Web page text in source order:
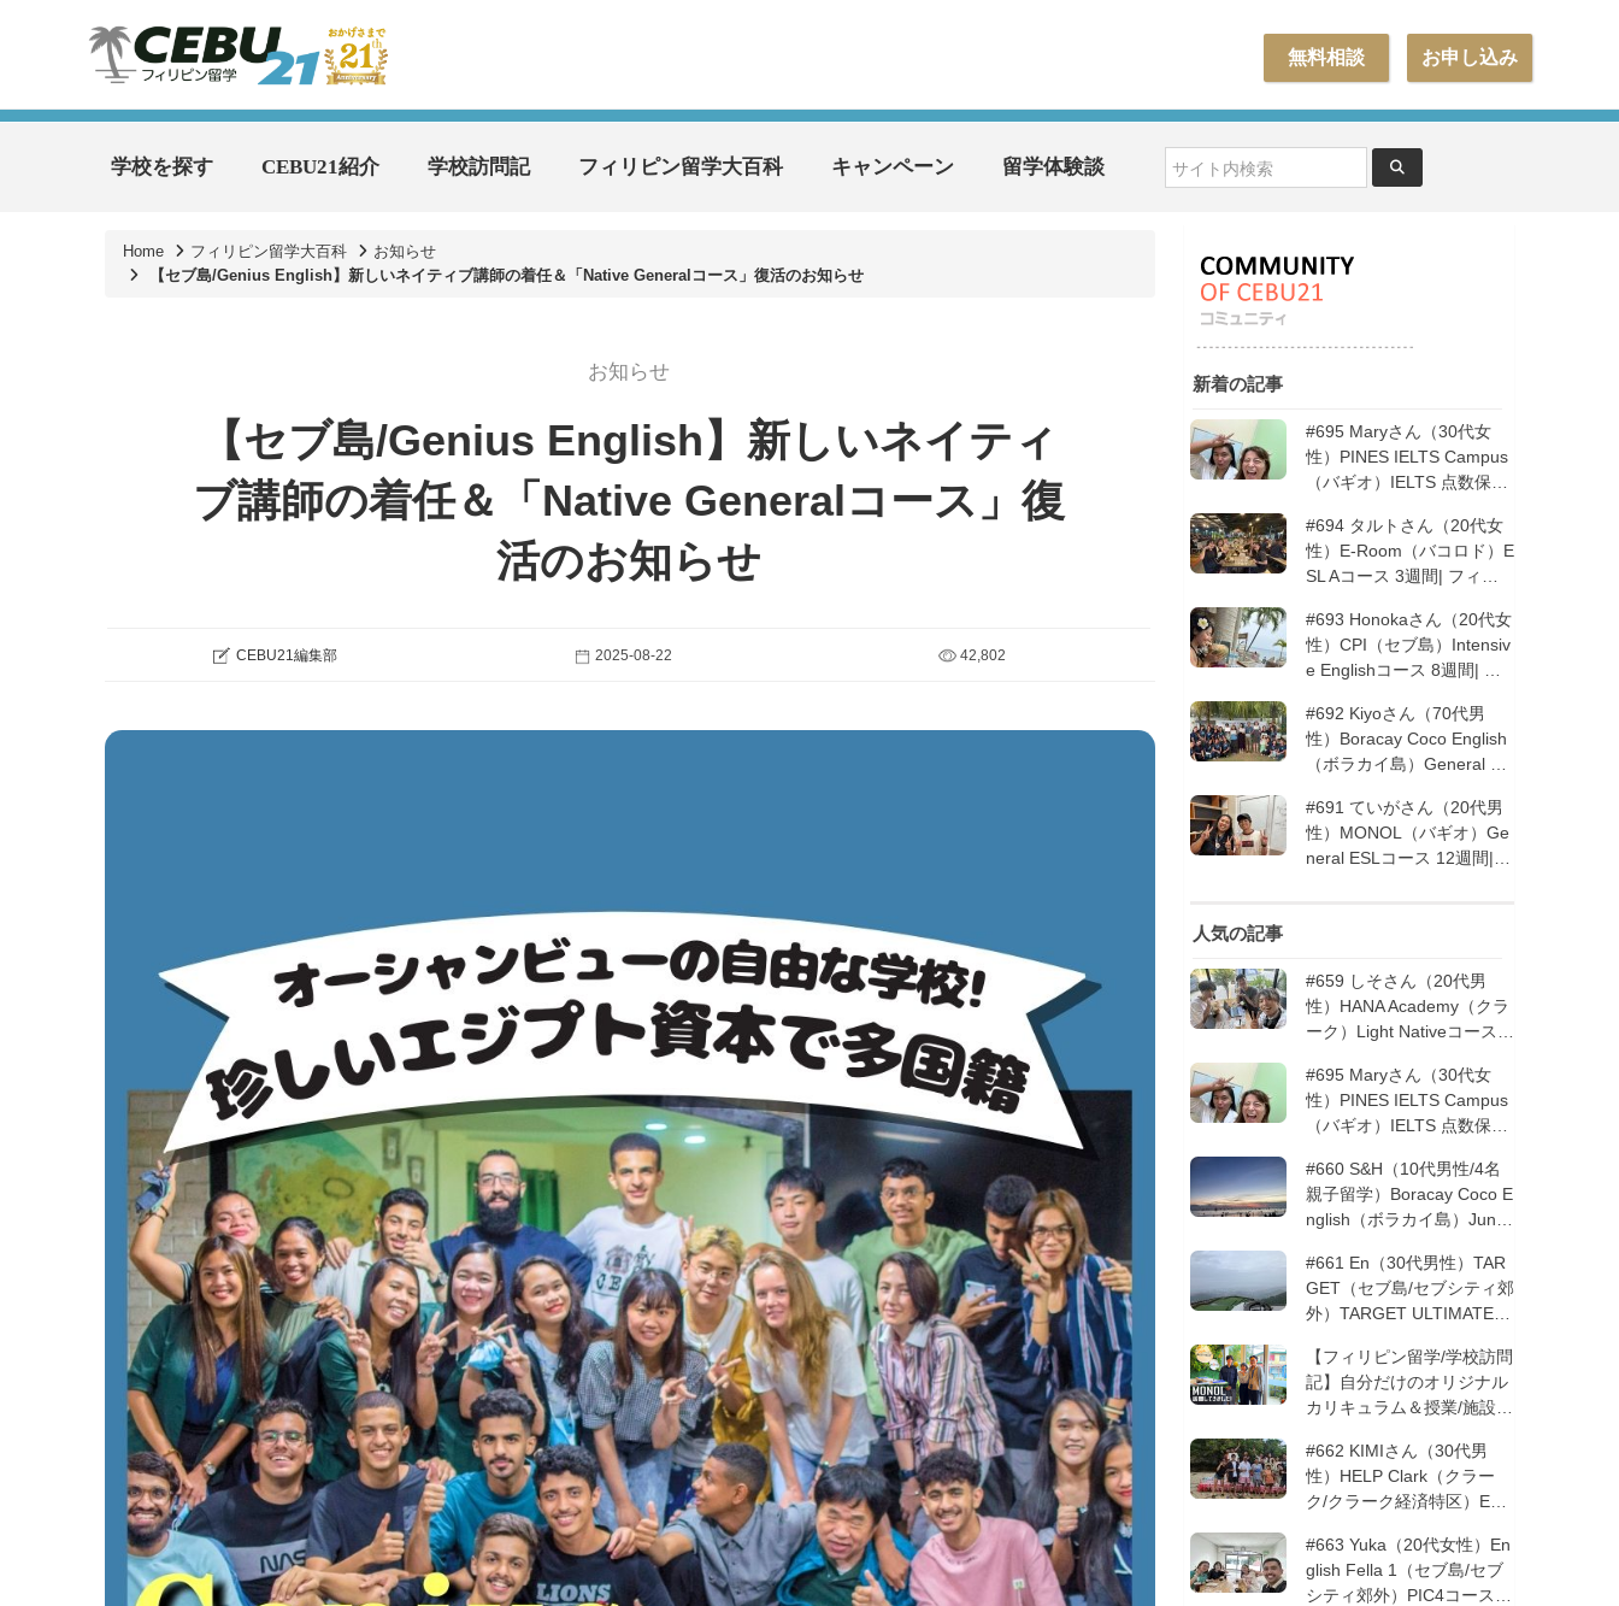
お申し込み
無料相談
学校を探す CEBU21紹介 学校訪問記 フィリピン留学大百科 キャンペーン 留学体験談
Home フィリピン留学大百科
お知らせ
【セブ島/Genius English】新しいネイティブ講師の着任＆「Native Generalコース」復活のお知らせ
お知らせ
【セブ島/Genius English】新しいネイティ
ブ講師の着任＆「Native Generalコース」復
活のお知らせ
CEBU21編集部 2025-08-22 42,802
新着の記事
#695 Maryさん（30代女
性）PINES IELTS Campus
（バギオ）IELTS 点数保証
#694 タルトさん（20代女
性）E-Room（バコロド）E
SL Aコース 3週間| フィリ
#693 Honokaさん（20代女
性）CPI（セブ島）Intensiv
e Englishコース 8週間| フ
#692 Kiyoさん（70代男
性）Boracay Coco English
（ボラカイ島）General En
ピン留学5回目リピータ
ー）| フィリピン留学
#691 ていがさん（20代男
性）MONOL（バギオ）Ge
neral ESLコース 12週間|
人気の記事
#659 しそさん（20代男
性）HANA Academy（クラ
ーク）Light Nativeコース 4
#695 Maryさん（30代女
性）PINES IELTS Campus
（バギオ）IELTS 点数保証
#660 S&H（10代男性/4名
親子留学）Boracay Coco E
nglish（ボラカイ島）Junio
ン留学
#661 En（30代男性）TAR
GET（セブ島/セブシティ郊
外）TARGET ULTIMATE 8
留学
【フィリピン留学/学校訪問
記】自分だけのオリジナル
カリキュラム＆授業/施設の
─MONOLを徹底取材！
#662 KIMIさん（30代男
性）HELP Clark（クラー
ク/クラーク経済特区）ESL
オの他校に転校 | フィリピ
ン留学
#663 Yuka（20代女性）En
glish Fella 1（セブ島/セブ
シティ郊外）PIC4コース 8